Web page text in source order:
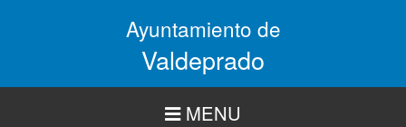
Ayuntamiento de
Valdeprado
MENU